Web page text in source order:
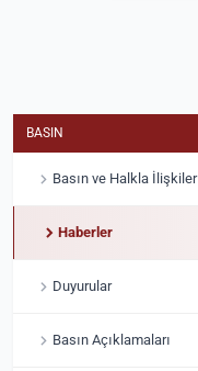
BASIN
Basın ve Halkla
Haberler
Duyurular
Basın Açıklamaları